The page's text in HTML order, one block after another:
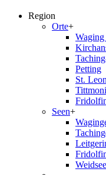
Region
Orte+
Waging
Petting
St.
Seen+
Weidsee